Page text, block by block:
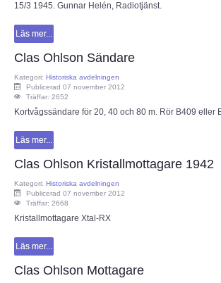
15/3 1945. Gunnar Helén, Radiotjänst.
Läs mer...
Clas Ohlson Sändare
Kategori: Historiska avdelningen
Publicerad 07 november 2012
Träffar: 2652
Kortvågssändare för 20, 40 och 80 m. Rör B409 eller
Läs mer...
Clas Ohlson Kristallmottagare 1942
Kategori: Historiska avdelningen
Publicerad 07 november 2012
Träffar: 2668
Kristallmottagare Xtal-RX
Läs mer...
Clas Ohlson Mottagare